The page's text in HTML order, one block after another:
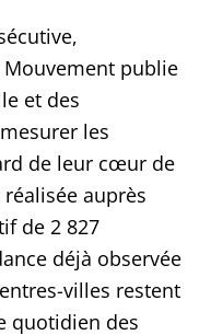
Mouvement publie
et des
les
de leur cœur de
réalisée auprès
de 2 827
déjà observée
villes restent
quotidien des